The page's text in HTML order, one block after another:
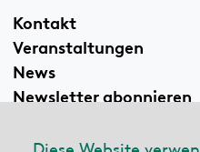
Diese Website
Kontakt
Veranstaltungen
News
Newsletter abonnieren